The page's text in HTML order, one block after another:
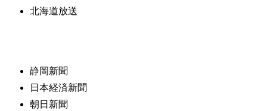
北海道放送
静岡新聞
日本経済新聞
朝日新聞